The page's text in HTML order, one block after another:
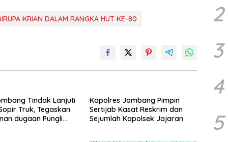
KRIAN DALAM RANGKA HUT KE-80
Tindak Lanjuti
Truk, Tegaskan
dugaan Pungli
Kapolres Jombang Pimpin
Sertijab Kasat Reskrim dan
Sejumlah Kapolsek Jajaran
2
3
4
5